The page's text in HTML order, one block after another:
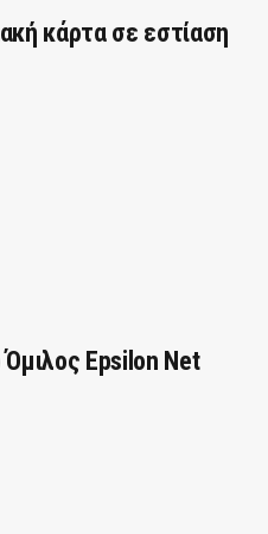
κάρτα σε εστίαση
Epsilon Net